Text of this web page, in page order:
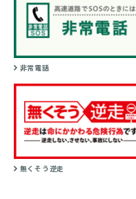
非常電話
無くそう逆走